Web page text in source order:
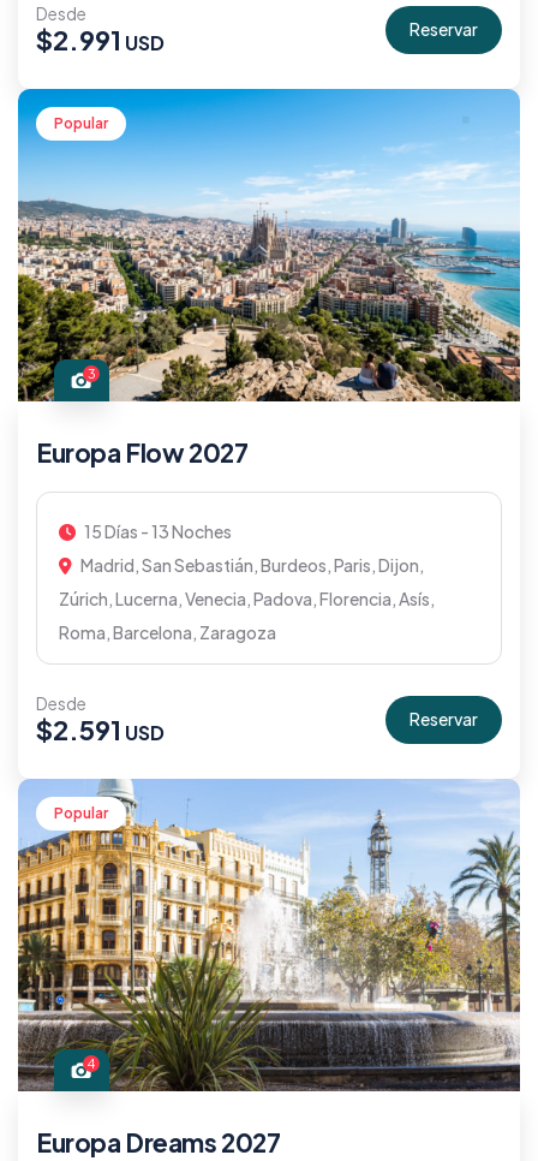
Desde
$2.991 Reservar
Popular
3
Europa Flow 2027
15 Días - 13 Noches
Madrid, San Sebastián, Burdeos, Paris, Dijon,
Zúrich, Lucerna, Venecia, Padova, Florencia, Asís,
Roma, Barcelona, Zaragoza
Desde
$2.591 Reservar
Popular
4
Europa Dreams 2027